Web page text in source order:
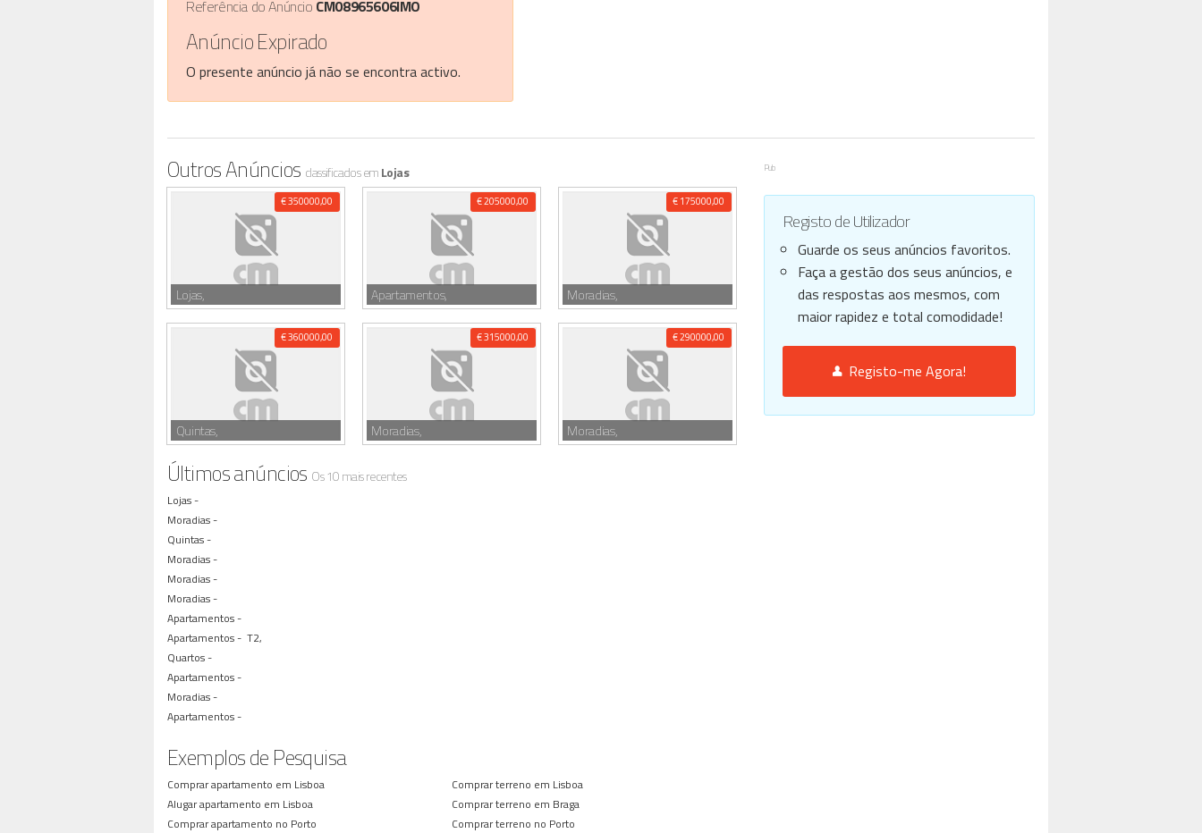
Referência do Anúncio CM08965606IMO
Anúncio Expirado
O presente anúncio já não se encontra activo.
Outros Anúncios classificados emLojas
€ 350000,00
Lojas,
€ 205000,00
Apartamentos,
€ 175000,00
Moradias,
€ 360000,00
Quintas,
€ 315000,00
Moradias,
€ 290000,00
Moradias,
Últimos anúncios Os 10 mais recentes
Lojas -
Moradias -
Quintas -
Moradias -
Moradias -
Moradias -
Apartamentos -
Apartamentos - T2,
Quartos -
Apartamentos -
Moradias -
Apartamentos -
Exemplos de Pesquisa
Comprar apartamento em Lisboa
Alugar apartamento em Lisboa
Comprar apartamento no Porto
Comprar terreno em Lisboa
Comprar terreno em Braga
Comprar terreno no Porto
Pub
Registo de Utilizador
Guarde os seus anúncios favoritos.
Faça a gestão dos seus anúncios, e
das respostas aos mesmos, com
maior rapidez e total comodidade!
Registo-me Agora!